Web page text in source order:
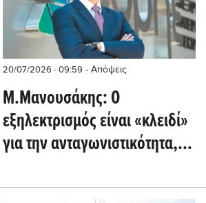
20/07/2026 - 09:59 - Απόψεις
M.Μανουσάκης: Ο
εξηλεκτρισμός είναι «κλειδί»
για την ανταγωνιστικότητα,
πολιτική αυτονομία